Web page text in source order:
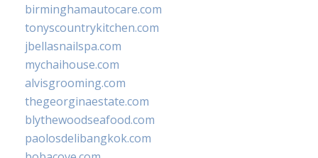
birminghamautocare.com
tonyscountrykitchen.com
jbellasnailspa.com
mychaihouse.com
alvisgrooming.com
thegeorginaestate.com
blythewoodseafood.com
paolosdelibangkok.com